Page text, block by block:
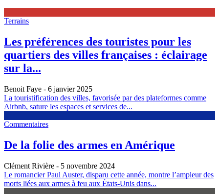
Terrains
Les préférences des touristes pour les
quartiers des villes françaises : éclairage
sur la...
Benoit Faye - 6 janvier 2025
La touristification des villes, favorisée par des plateformes comme
Airbnb, sature les espaces et services de...
Commentaires
De la folie des armes en Amérique
Clément Rivière - 5 novembre 2024
Le romancier Paul Auster, disparu cette année, montre l’ampleur des
morts liées aux armes à feu aux États-Unis dans...